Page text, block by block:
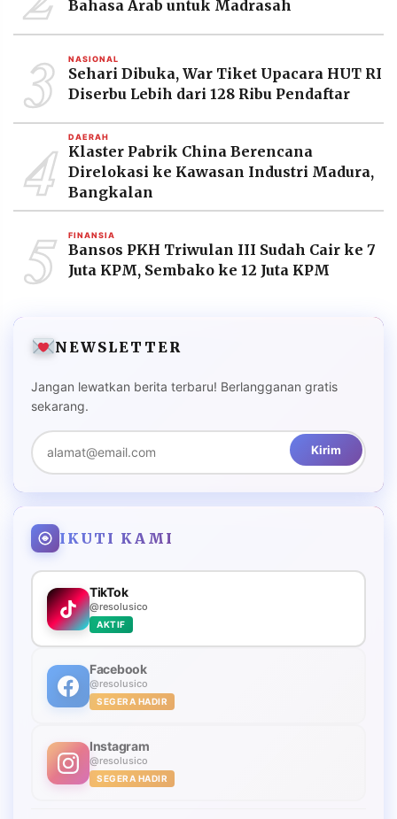
Bahasa Arab untuk Madrasah
3 NASIONAL
Sehari Dibuka, War Tiket Upacara HUT RI
Diserbu Lebih dari 128 Ribu Pendaftar
4 DAERAH
Klaster Pabrik China Berencana
Direlokasi ke Kawasan Industri Madura,
Bangkalan
5 FINANSIA
Bansos PKH Triwulan III Sudah Cair ke 7
Juta KPM, Sembako ke 12 Juta KPM
NEWSLETTER
Jangan lewatkan berita terbaru! Berlangganan gratis
sekarang.
Kirim
IKUTI KAMI
TikTok
@resolusico
AKTIF
Facebook
@resolusico
SEGERA HADIR
Instagram
@resolusico
SEGERA HADIR